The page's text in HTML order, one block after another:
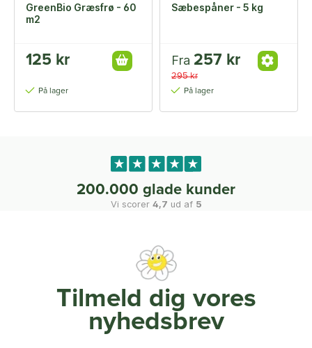
GreenBio Græsfrø - 60
m2
125 kr
På lager
Sæbespåner - 5 kg
Fra 257 kr
295 kr
På lager
200.000 glade kunder
Vi scorer 4,7 ud af 5
Tilmeld dig vores
nyhedsbrev